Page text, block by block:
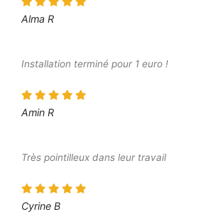
Alma R
Installation terminé pour 1 euro !
Amin R
Très pointilleux dans leur travail
Cyrine B